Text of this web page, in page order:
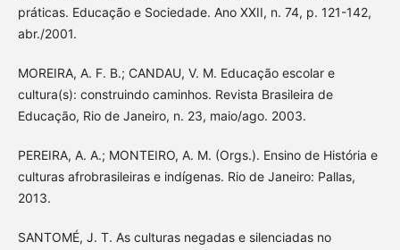
práticas. Educação e Sociedade. Ano XXII, n. 74, p. 121-142,
abr./2001.
MOREIRA, A. F. B.; CANDAU, V. M. Educação escolar e
cultura(s): construindo caminhos. Revista Brasileira de
Educação, Rio de Janeiro, n. 23, maio/ago. 2003.
PEREIRA, A. A.; MONTEIRO, A. M. (Orgs.). Ensino de História e
culturas afrobrasileiras e indígenas. Rio de Janeiro: Pallas,
2013.
SANTOMÉ, J. T. As culturas negadas e silenciadas no